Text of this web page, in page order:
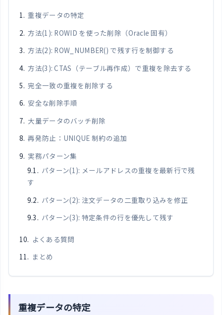
重複データの特定
方法(1): ROWID を使った削除（Oracle 固有）
方法(2): ROW_NUMBER() で残す行を制御する
方法(3): CTAS（テーブル再作成）で重複を除去する
完全一致の重複を削除する
安全な削除手順
大量データのバッチ削除
再発防止：UNIQUE 制約の追加
実務パターン集
パターン(1): メールアドレスの重複を最新行で残
す
パターン(2): 注文データの二重取り込みを修正
パターン(3): 特定条件の行を優先して残す
よくある質問
まとめ
重複データの特定